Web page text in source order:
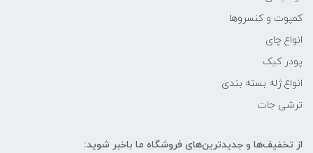
کمپوت و کنسروها
انواع چای
پودر کیک
انواع ژله بسته بندی
ترشی جات
از تخفیف‌ها و جدیدترین‌های فروشگاه ما باخبر شوید: